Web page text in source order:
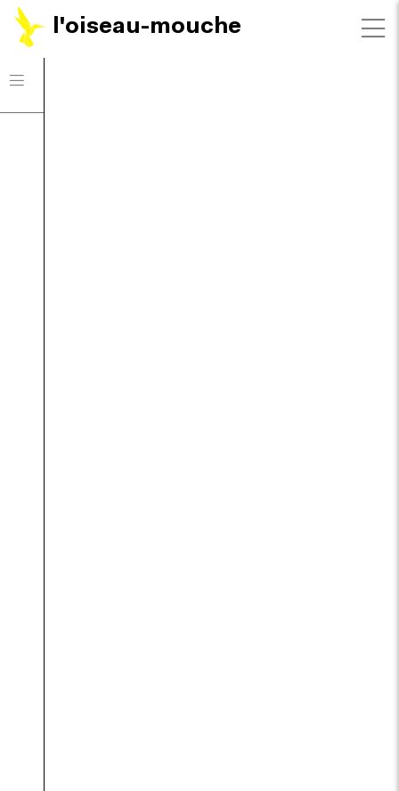
l'oiseau-mouche